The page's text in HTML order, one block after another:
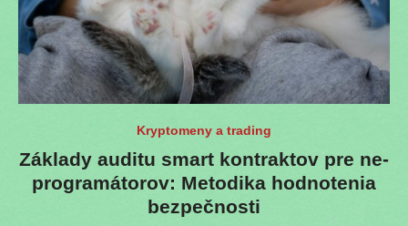
Kryptomeny a trading
Základy auditu smart kontraktov pre ne-
programátorov: Metodika hodnotenia
bezpečnosti